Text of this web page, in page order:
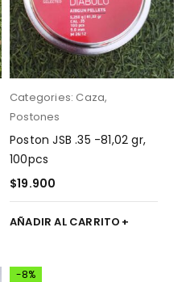
Categories: Caza,
Postones
Poston JSB .35 -81,02 gr,
100pcs
$19.900
AÑADIR AL CARRITO
-8%